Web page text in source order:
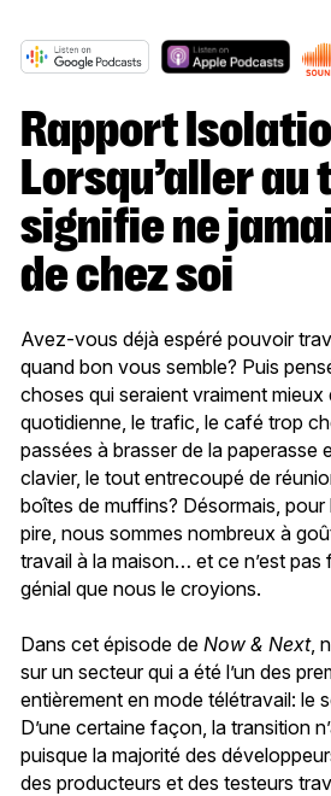
Rapport Isolation Nation:
Lorsqu’aller
signifie ne
de chez soi
Avez-vous déjà espéré pouvoir
quand bon vous semble? Puis
choses qui seraient vraiment mieux
quotidienne, le trafic, le café trop
passées à brasser de la paperasse
clavier, le tout entrecoupé de
boîtes de muffins? Désormais, pour
pire, nous sommes nombreux à
travail à la maison… et ce n’est pas
génial que nous le croyions.
Dans cet épisode de Now & Next,
sur un secteur qui a été l’un des
entièrement en mode télétravail: le
D’une certaine façon, la transition
puisque la majorité des
des producteurs et des testeurs